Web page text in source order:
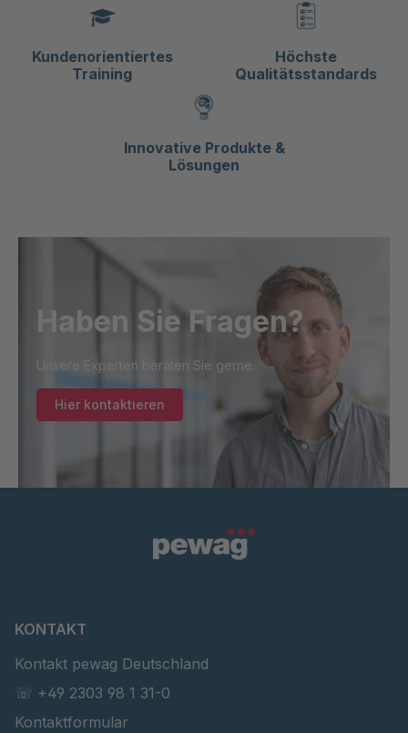
Kundenorientiertes
Training
Höchste
Qualitätsstandards
Innovative Produkte &
Lösungen
Haben Sie Fragen?
Unsere Experten beraten Sie gerne.
Hier kontaktieren
KONTAKT
Kontakt pewag Deutschland
☏ +49 2303 98 1 31-0
Kontaktformular